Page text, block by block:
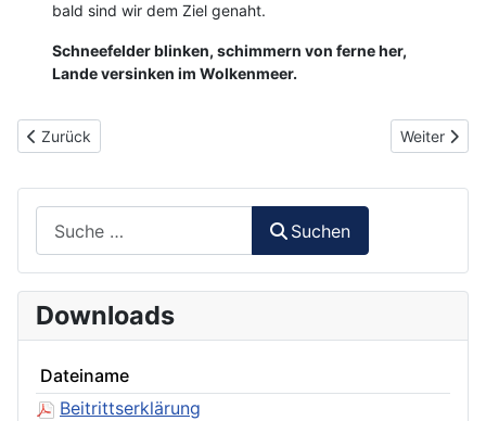
bald sind wir dem Ziel genaht.
Schneefelder blinken, schimmern von ferne her,
Lande versinken im Wolkenmeer.
Vorheriger Beitrag: 002 - Dei Hamburger Veermaster
Zurück Nächster
Weiter
Suchen
Downloads
Dateiname
Beitrittserklärung